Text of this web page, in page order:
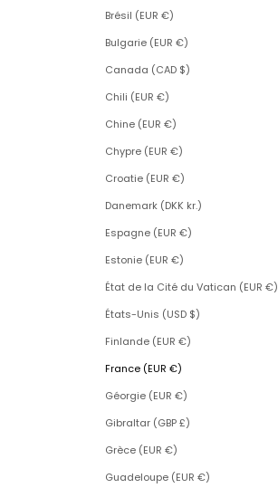
Brésil (EUR €)
Bulgarie (EUR €)
Canada (CAD $)
Chili (EUR €)
Chine (EUR €)
Chypre (EUR €)
Croatie (EUR €)
Danemark (DKK kr.)
Espagne (EUR €)
Estonie (EUR €)
État de la Cité du Vatican (EUR €)
États-Unis (USD $)
Finlande (EUR €)
France (EUR €)
Géorgie (EUR €)
Gibraltar (GBP £)
Grèce (EUR €)
Guadeloupe (EUR €)